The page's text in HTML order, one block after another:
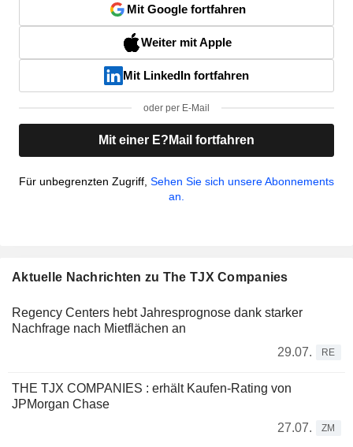
Mit Google fortfahren
Weiter mit Apple
Mit LinkedIn fortfahren
oder per E-Mail
Mit einer E?Mail fortfahren
Für unbegrenzten Zugriff, Sehen Sie sich unsere Abonnements
an.
Aktuelle Nachrichten zu The TJX Companies
Regency Centers hebt Jahresprognose dank starker
Nachfrage nach Mietflächen an
29.07.
RE
THE TJX COMPANIES : erhält Kaufen-Rating von
JPMorgan Chase
27.07.
ZM